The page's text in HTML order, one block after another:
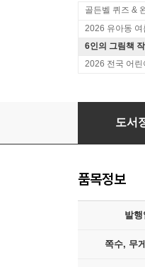
골든벨 퀴즈 &
2026 유아동 여
6인의 그림책
2026 전국 어린
우리 누나, 요
도서
품목정보
발행
쪽수, 무